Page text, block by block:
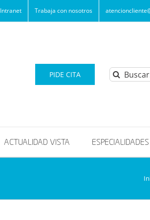
Intranet Trabaja con nosotros
PIDE CITA Buscar:
ACTUALIDAD VISTA ESPECIALIDADES